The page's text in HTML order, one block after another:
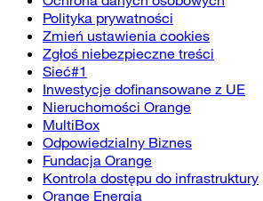
Polityka prywatności
Zmień ustawienia cookies
Zgłoś niebezpieczne treści
Sieć#1
Inwestycje dofinansowane z UE
Nieruchomości Orange
MultiBox
Odpowiedzialny Biznes
Fundacja Orange
Kontrola dostępu do infrastruktury
Orange Energia